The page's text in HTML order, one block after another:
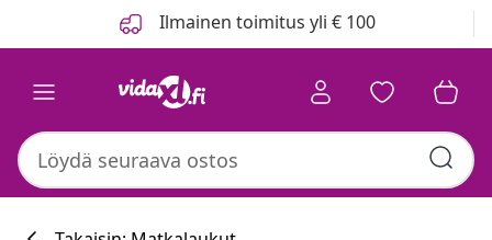
Ilmainen toimitus yli € 100